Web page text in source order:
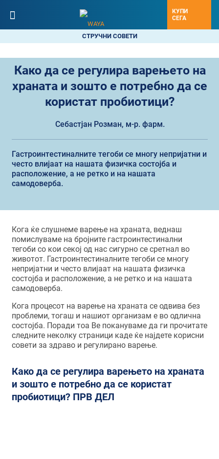
КУПИ
СЕГА
СТРУЧНИ СОВЕТИ
Како да се регулира варењето на
храната и зошто е потребно да се
користат пробиотици?
Себастјан Розман, м-р. фарм.
Гастроинтестиналните тегоби се многу непријатни и
често влијаат на нашата физичка состојба и
расположение, а не ретко и на нашата
самодоверба.
Кога ќе слушнеме варење на храната, веднаш
помислуваме на бројните гастроинтестинални
тегоби со кои секој од нас сигурно се сретнал во
животот. Гастроинтестиналните тегоби се многу
непријатни и често влијаат на нашата физичка
состојба и расположение, а не ретко и на нашата
самодоверба.
Кога процесот на варење на храната се одвива без
проблеми, тогаш и нашиот организам е во одлична
состојба. Поради тоа Ве покануваме да ги прочитате
следните неколку страници каде ќе најдете корисни
совети за здраво и регулирано варење.
Како да се регулира варењето на храната
и зошто е потребно да се користат
пробиотици? ПРВ ДЕЛ